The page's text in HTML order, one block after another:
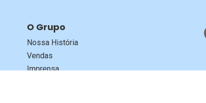
O Grupo
Nossa História
Vendas
Imprensa